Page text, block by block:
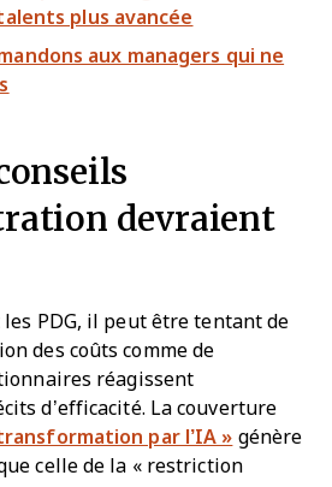
plus avancée
aux managers qui ne
devraient
les PDG, il peut être tentant de
des coûts comme de
réagissent
d’efficacité. La couverture
par l’IA » génère
celle de la « restriction